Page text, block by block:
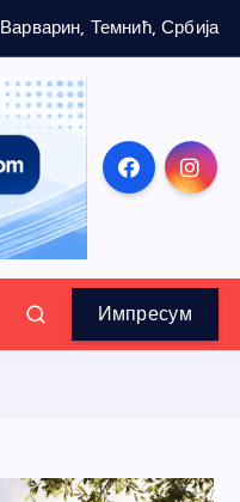
Варварин, Темнић, Србија
Импресум